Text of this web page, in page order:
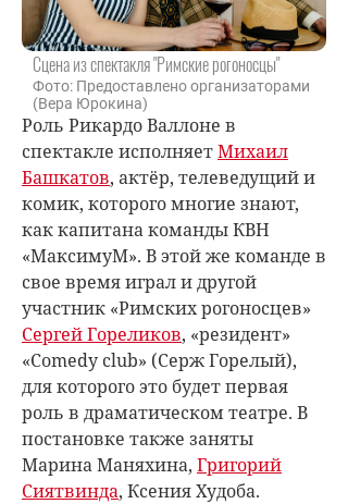
Сцена из спектакля "Римские рогоносцы"
Фото: Предоставлено организаторами
(Вера Юрокина)
Роль Рикардо Валлоне в
спектакле исполняетМихаил
Башкатов, актёр, телеведущий и
комик, которого многие знают,
как капитана команды КВН
«МаксимуМ». В этой же команде в
свое время играл и другой
участник «Римских рогоносцев»
Сергей Гореликов, «резидент»
«Comedy club» (Серж Горелый),
для которого это будет первая
роль в драматическом театре. В
постановке также заняты
Марина Маняхина, Григорий
Сиятвинда, Ксения Худоба.